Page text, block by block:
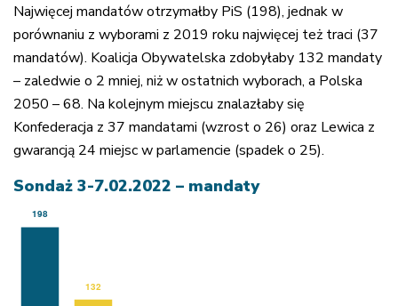
Najwięcej mandatów otrzymałby PiS (198), jednak w
porównaniu z wyborami z 2019 roku najwięcej też traci (37
mandatów). Koalicja Obywatelska zdobyłaby 132 mandaty
– zaledwie o 2 mniej, niż w ostatnich wyborach, a Polska
2050 – 68. Na kolejnym miejscu znalazłaby się
Konfederacja z 37 mandatami (wzrost o 26) oraz Lewica z
gwarancją 24 miejsc w parlamencie (spadek o 25).
Sondaż 3-7.02.2022 – mandaty